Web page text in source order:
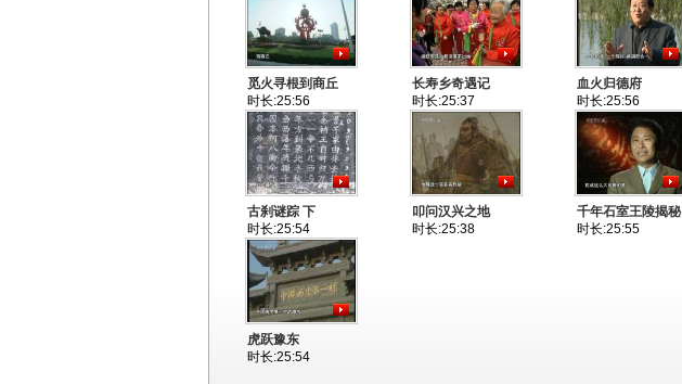
觅火寻根到商丘
时长:25:56
长寿乡奇遇记
时长:25:37
血火归德府
时长:25:56
古刹谜踪 下
时长:25:54
叩问汉兴之地
时长:25:38
千年石室王陵揭秘
时长:25:55
虎跃豫东
时长:25:54